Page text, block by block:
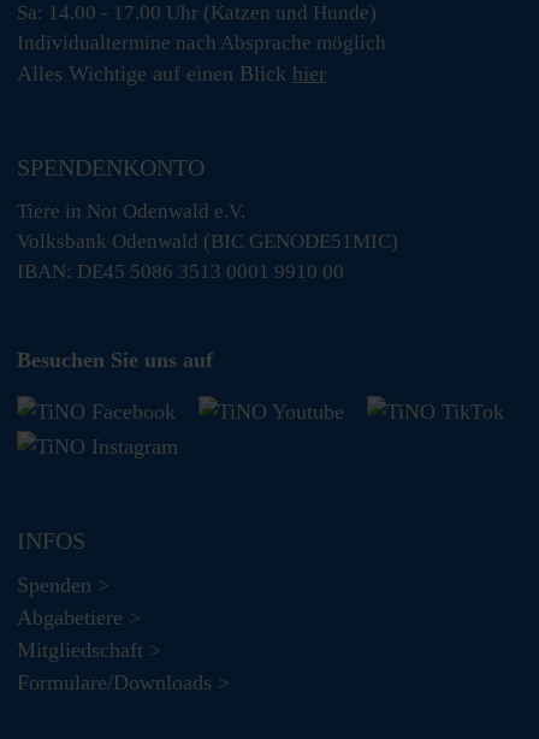
Sa: 14.00 - 17.00 Uhr (Katzen und Hunde)
Individualtermine nach Absprache möglich
Alles Wichtige auf einen Blick hier
SPENDENKONTO
Tiere in Not Odenwald e.V.
Volksbank Odenwald (BIC GENODE51MIC)
IBAN: DE45 5086 3513 0001 9910 00
Besuchen Sie uns auf
INFOS
Spenden >
Abgabetiere >
Mitgliedschaft >
Formulare/Downloads >